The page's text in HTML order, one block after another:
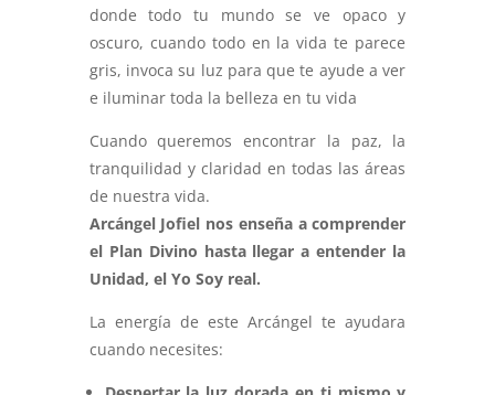
donde todo tu mundo se ve opaco y
oscuro, cuando todo en la vida te parece
gris, invoca su luz para que te ayude a ver
e iluminar toda la belleza en tu vida
Cuando queremos encontrar la paz, la
tranquilidad y claridad en todas las áreas
de nuestra vida.
Arcángel Jofiel nos enseña a comprender
el Plan Divino hasta llegar a entender la
Unidad, el Yo Soy real.
La energía de este Arcángel te ayudara
cuando necesites: